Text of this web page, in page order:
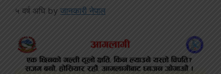
५ वर्ष अघि by जानकारी नेपाल